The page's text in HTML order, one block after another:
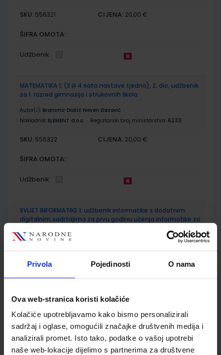
Privola Pojedinosti O nama
Ova web-stranica koristi kolačiće
Kolačiće upotrebljavamo kako bismo personalizirali
sadržaj i oglase, omogućili značajke društvenih medija i
analizirali promet. Isto tako, podatke o vašoj upotrebi
naše web-lokacije dijelimo s partnerima za društvene
SKU: 556321 CIJENA: 20,00 €
ŠIFRA OMOTA:
Udžbenik
MATEMATIKA 1; (3 ili 4 sata nastave tjedno), 2. dio, udžbenik
za 1. razred gimnazija i strukovnih škola
Autor(i): Branimir Dakić Neven Elezović
Nakladnik: ELEMENT d.o.o. Registarski broj ministarstva: 6233
SKU: 556322 CIJENA: 20,00 €
ŠIFRA OMOTA:
Udžbenik
SVIJET INFORMATIKE 1; udžbenik informatike s dodatnim
digitalnim sadržajima za prvu godinu učenja informatike za
Udžbenik
BIOLOGIJA 1; udžbenik iz biologije za prvi razred gimnazije